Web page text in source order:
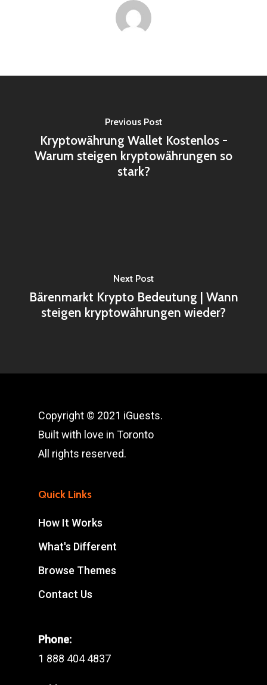
Previous Post
Kryptowährung Wallet Kostenlos -
Warum steigen kryptowährungen so
stark?
Next Post
Bärenmarkt Krypto Bedeutung | Wann
steigen kryptowährungen wieder?
Copyright © 2021 iGuests.
Built with love in Toronto
All rights reserved.
Quick Links
How It Works
What's Different
Browse Themes
Contact Us
Phone:
1 888 404 4837